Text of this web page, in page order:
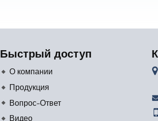
Быстрый доступ
О компании
Продукция
Вопрос-Ответ
Видео